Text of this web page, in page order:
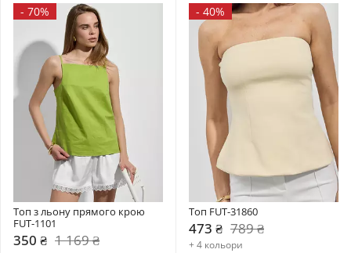
- 70%
Топ з льону прямого крою
FUT-1101
350 ₴ 1 169 ₴
- 40%
Топ FUT-31860
473 ₴ 789 ₴
+ 4 кольори